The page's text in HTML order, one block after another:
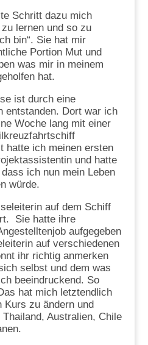
Schritt dazu mich
lernen und so zu
bin“. Sie hat mir
Portion Mut und
was mir in meinem
hat.
ist durch eine
entstanden. Dort war ich
Woche lang mit einer
hatte ich meinen ersten
und hatte
ich nun mein Leben
würde.
auf dem Schiff
Sie hatte ihre
aufgegeben
auf verschiedenen
ihr richtig anmerken
selbst und dem was
beeindruckend. So
hat mich letztendlich
Kurs zu ändern und
Australien, Chile